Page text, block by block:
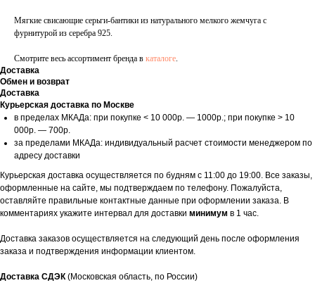
Мягкие свисающие серьги-бантики из натурального мелкого жемчуга с
фурнитурой из серебра 925.
Смотрите весь ассортимент бренда в каталоге.
Доставка
Обмен и возврат
Доставка
Курьерская доставка по Москве
в пределах МКАДа: при покупке < 10 000р. — 1000р.; при покупке > 10
000р. — 700р.
за пределами МКАДа: индивидуальный расчет стоимости менеджером по
адресу доставки
Курьерская доставка осуществляется по будням с 11:00 до 19:00. Все заказы,
оформленные на сайте, мы подтверждаем по телефону. Пожалуйста,
оставляйте правильные контактные данные при оформлении заказа. В
комментариях укажите интервал для доставки минимум в 1 час.
Доставка заказов осуществляется на следующий день после оформления
заказа и подтверждения информации клиентом.
Доставка СДЭК(Московская область, по России)